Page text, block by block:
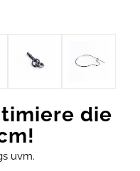
die
uvm.